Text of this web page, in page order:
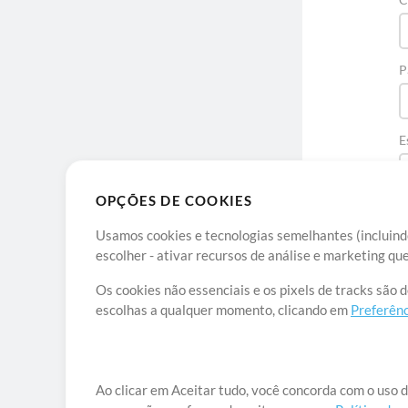
OPÇÕES DE COOKIES
Usamos cookies e tecnologias semelhantes
escolher - ativar recursos de análise e marketing
Os cookies não essenciais e os pixels de tracks
escolhas a qualquer momento, clicando em
Ao clicar em Aceitar tudo, você concorda com o